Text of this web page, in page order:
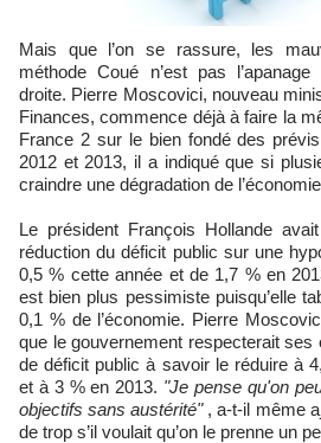
Mais que l’on se rassure, les mauvaises prévisions et la
méthode Coué n’est pas
droite. Pierre Moscovici, nouveau
Finances, commence déjà à faire la
France 2 sur le bien fondé des
2012 et 2013, il a indiqué que si
craindre une dégradation de
Le président François Hollande
réduction du déficit public sur une
0,5 % cette année et de 1,7 % en
est bien plus pessimiste puisqu’elle
0,1 % de l’économie. Pierre
que le gouvernement respecterait ses
de déficit public à savoir le réduire à
et à 3 % en 2013. "Je pense qu'on
objectifs sans austérité", a-t-il même
de trop s’il voulait qu’on le prenne un